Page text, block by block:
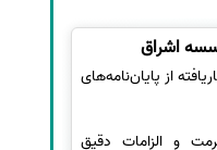
اشراق
از پایان‌نامه‌های
و الزامات دقیق